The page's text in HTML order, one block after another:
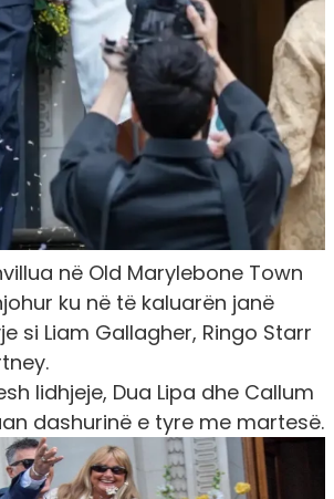
në Old Marylebone Town
ku në të kaluarën janë
si Liam Gallagher, Ringo Starr
lidhjeje, Dua Lipa dhe Callum
dashurinë e tyre me martesë.